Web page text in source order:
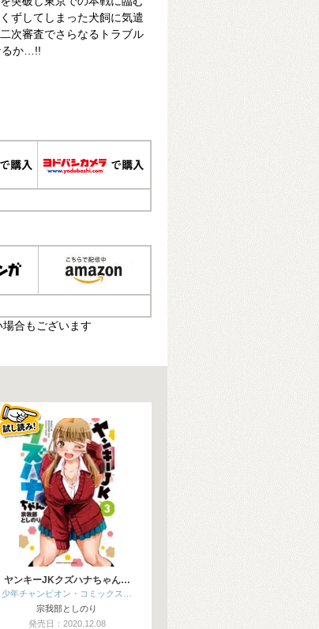
ずしてしまった犬飼に気遣
次審査でさらなるトラブル
るか…!!
合もございます
ヤンキーJKクズハナちゃん…
少年チャンピオン・コミックス…
宗我部としのり
発売日：2020.12.08